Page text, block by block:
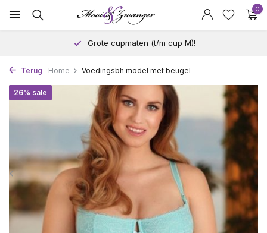
0
Grote cupmaten (t/m cup M)!
Terug Home Voedingsbh model met beugel
26% sale